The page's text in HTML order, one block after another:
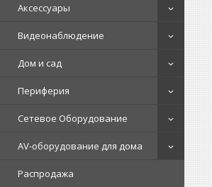
Аксессуары
Видеонаблюдение
Дом и сад
Периферия
Сетевое Оборудование
AV-оборудование для дома
Распродажа